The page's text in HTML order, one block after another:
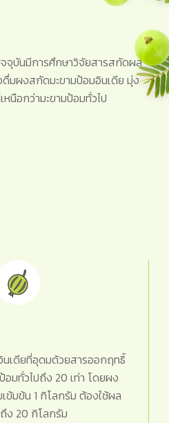
จุบันมีการศึกษาวิจัยสารสกัดผล
ดื่มผงสกัดมะขามป้อมอินเดีย มุ่ง
นือกว่ามะขามป้อมทั่วไป
เดียที่อุดมด้วยสารออกฤทธิ์
อมทั่วไปถึง 20 เท่า โดยผง
ข้มข้น 1 กิโลกรัม ต้องใช้ผล
ง 20 กิโลกรัม